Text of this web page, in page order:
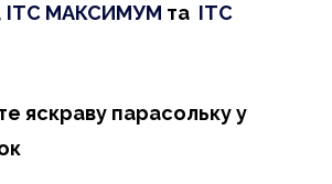
ІТС МАКСИМУМ та ІТС
яскраву парасольку у